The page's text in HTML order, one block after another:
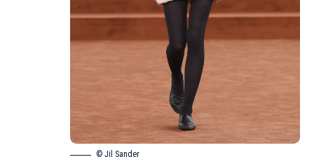
© Jil Sander